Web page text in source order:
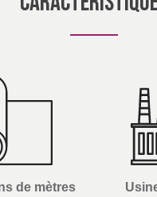
de mètres